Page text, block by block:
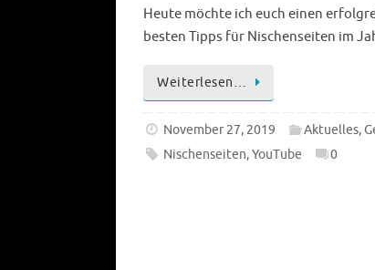
Heute möchte ich euch einen
besten Tipps für Nischenseiten im
Weiterlesen…
November 27, 2019 Aktuelles,
Nischenseiten,YouTube 0